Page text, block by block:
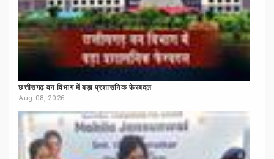
छत्तीसगढ़ वन विभाग में बड़ा प्रशासनिक फेरबदल
Aug 08, 2026